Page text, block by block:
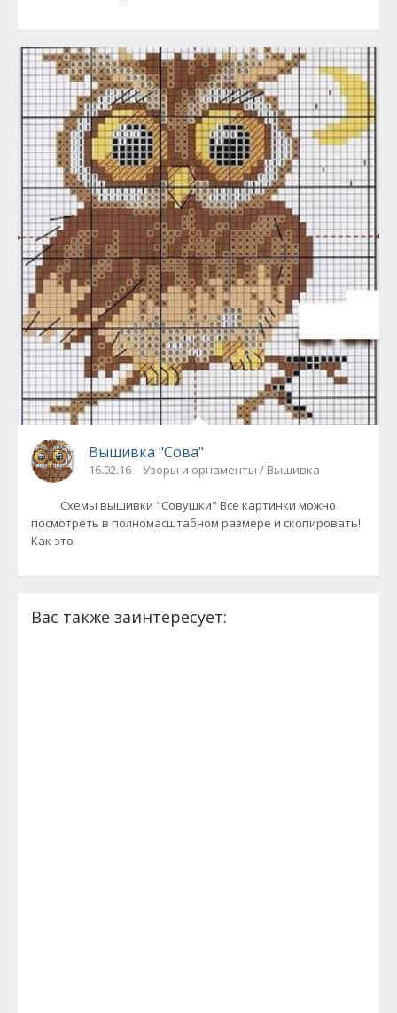
Вышивка "Сова"
16.02.16 Узоры и орнаменты / Вышивка
Схемы вышивки "Совушки" Все картинки можно
посмотреть в полномасштабном размере и скопировать!
Как это
Вас также заинтересует: